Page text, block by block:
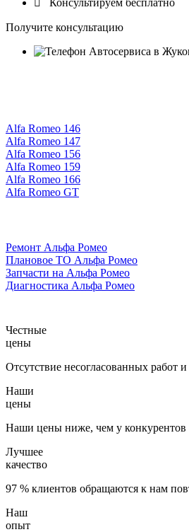
Получите консультацию
Alfa Romeo 146
Alfa Romeo 147
Alfa Romeo 156
Alfa Romeo 159
Alfa Romeo 166
Alfa Romeo GT
Ремонт Альфа Ромео
Плановое ТО Альфа Ромео
Запчасти на Альфа Ромео
Диагностика Альфа Ромео
Честные
цены
Отсутствие несогласованных работ
Наши
цены
Наши цены ниже, чем у конкурентов
Лучшее
качество
97 % клиентов обращаются к нам
Наш
опыт